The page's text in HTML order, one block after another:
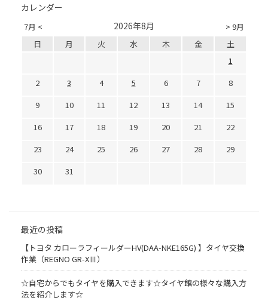
カレンダー
7月 < > 9月
2026年8月
日 月 火 水 木 金
土
1
2
3 4 5 6 7
8
9
10 11 12 13 14
15
16
17 18 19 20 21
22
23
24 25 26 27 28
29
30
31
最近の投稿
【トヨタ カローラフィールダーHV(DAA-NKE165G) 】タイヤ交換
作業（REGNO GR-XⅢ）
☆自宅からでもタイヤを購入できます☆タイヤ館の様々な購入方
法を紹介します☆